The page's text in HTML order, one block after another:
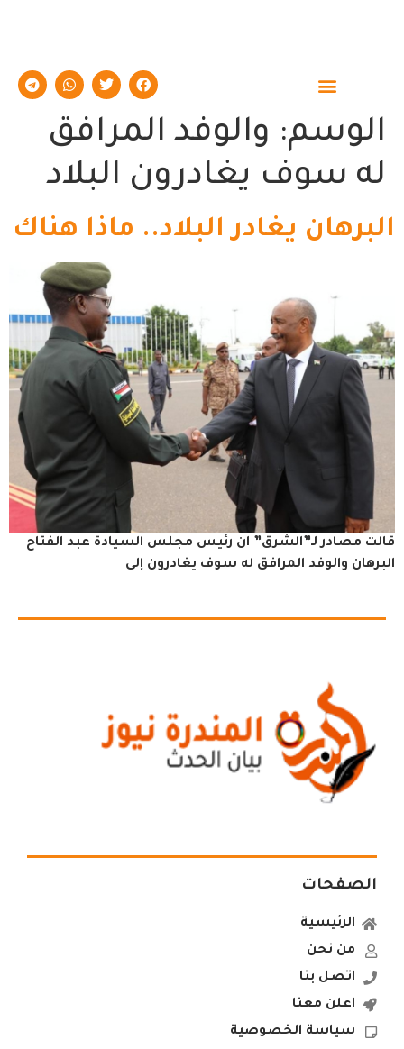
الوسم: والوفد المرافق
له سوف يغادرون البلاد
البرهان يغادر البلاد.. ماذا هناك
قالت مصادر لـ”الشرق” ان رئيس مجلس السيادة عبد الفتاح
البرهان والوفد المرافق له سوف يغادرون إلى
الصفحات
الرئيسية
من نحن
اتصل بنا
اعلن معنا
سياسة الخصوصية